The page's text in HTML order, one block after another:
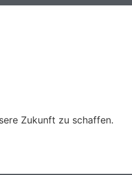
Zukunft zu schaffen.